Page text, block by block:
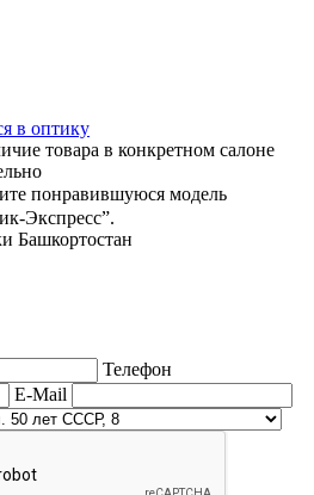
в оптику
товара в конкретном салоне
понравившуюся модель
Экспресс”.
Башкортостан
Телефон
E-Mail